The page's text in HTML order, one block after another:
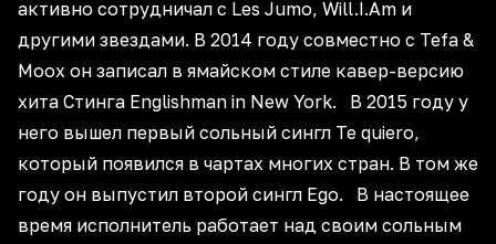
активно сотрудничал с Les Jumo, Will.I.Am и
другими звездами. В 2014 году совместно с Tefa &
Moox он записал в ямайском стиле кавер-версию
хита Стинга Englishman in New York. В 2015 году у
него вышел первый сольный сингл Te quiero,
который появился в чартах многих стран. В том же
году он выпустил второй сингл Ego. В настоящее
время исполнитель работает над своим сольным